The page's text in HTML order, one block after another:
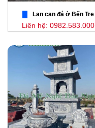
Lan can đá ở Bến Tre
Liên hệ: 0982.583.000